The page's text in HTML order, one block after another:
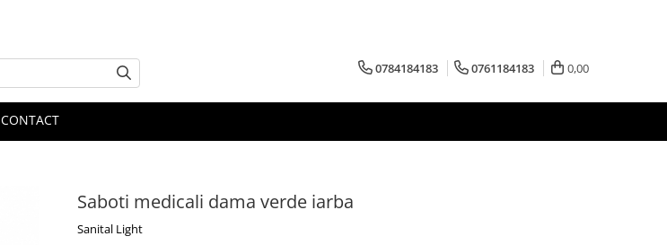
0784184183 0761184183 0,00
CONTACT
Saboti medicali dama verde iarba
Sanital Light